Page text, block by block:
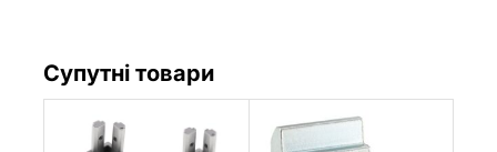
Супутні товари